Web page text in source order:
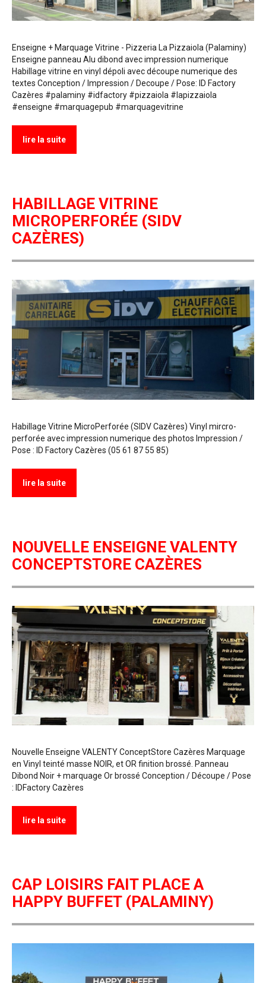
Enseigne + Marquage Vitrine - Pizzeria La Pizzaiola (Palaminy)
Enseigne panneau Alu dibond avec impression numerique
Habillage vitrine en vinyl dépoli avec découpe numerique des
textes Conception / Impression / Decoupe / Pose: ID Factory
Cazères #palaminy #idfactory #pizzaiola #lapizzaiola
#enseigne #marquagepub #marquagevitrine
lire la suite
HABILLAGE VITRINE
MICROPERFORÉE (SIDV
CAZÈRES)
Habillage Vitrine MicroPerforée (SIDV Cazères) Vinyl mircro-
perforée avec impression numerique des photos Impression /
Pose : ID Factory Cazères (05 61 87 55 85)
lire la suite
NOUVELLE ENSEIGNE VALENTY
CONCEPTSTORE CAZÈRES
Nouvelle Enseigne VALENTY ConceptStore Cazères Marquage
en Vinyl teinté masse NOIR, et OR finition brossé. Panneau
Dibond Noir + marquage Or brossé Conception / Découpe / Pose
: IDFactory Cazères
lire la suite
CAP LOISIRS FAIT PLACE A
HAPPY BUFFET (PALAMINY)